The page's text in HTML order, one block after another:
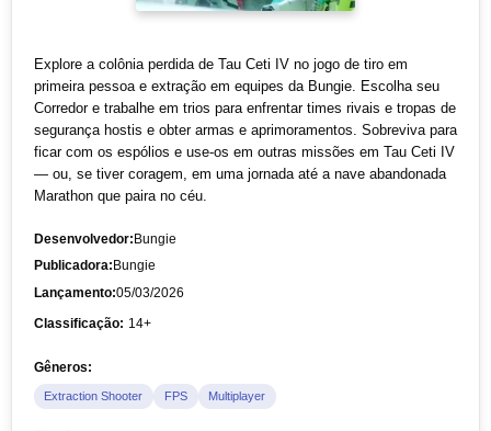
Explore a colônia perdida de Tau Ceti IV no jogo de tiro em
primeira pessoa e extração em equipes da Bungie. Escolha seu
Corredor e trabalhe em trios para enfrentar times rivais e tropas de
segurança hostis e obter armas e aprimoramentos. Sobreviva para
ficar com os espólios e use-os em outras missões em Tau Ceti IV
— ou, se tiver coragem, em uma jornada até a nave abandonada
Marathon que paira no céu.
Desenvolvedor:Bungie
Publicadora: Bungie
Lançamento:05/03/2026
Classificação: 14+
Gêneros:
Extraction Shooter FPS Multiplayer